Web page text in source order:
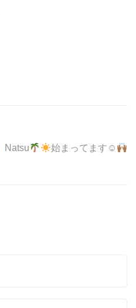
Natsu 始まってます☺︎